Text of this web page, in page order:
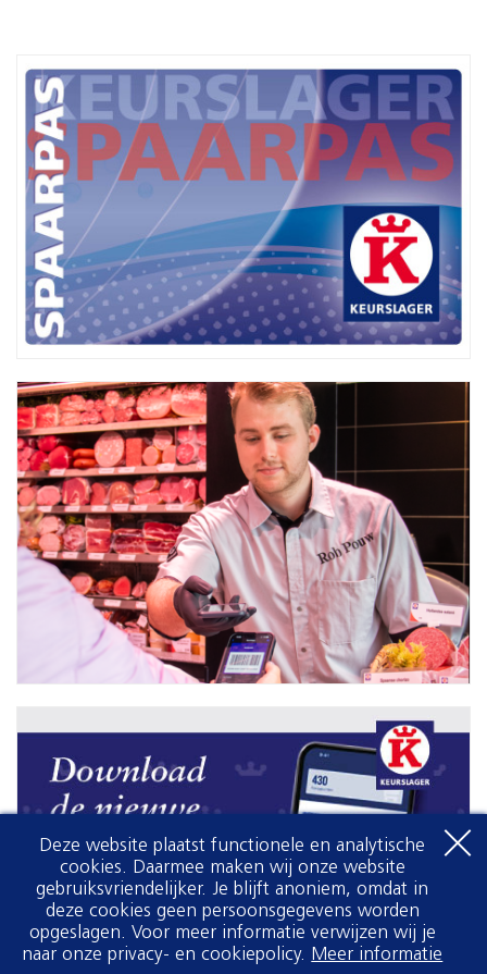
Deze website plaatst functionele en analytische
cookies. Daarmee maken wij onze website
gebruiksvriendelijker. Je blijft anoniem, omdat in
deze cookies geen persoonsgegevens worden
opgeslagen. Voor meer informatie verwijzen wij je
naar onze privacy- en cookiepolicy. Meer informatie